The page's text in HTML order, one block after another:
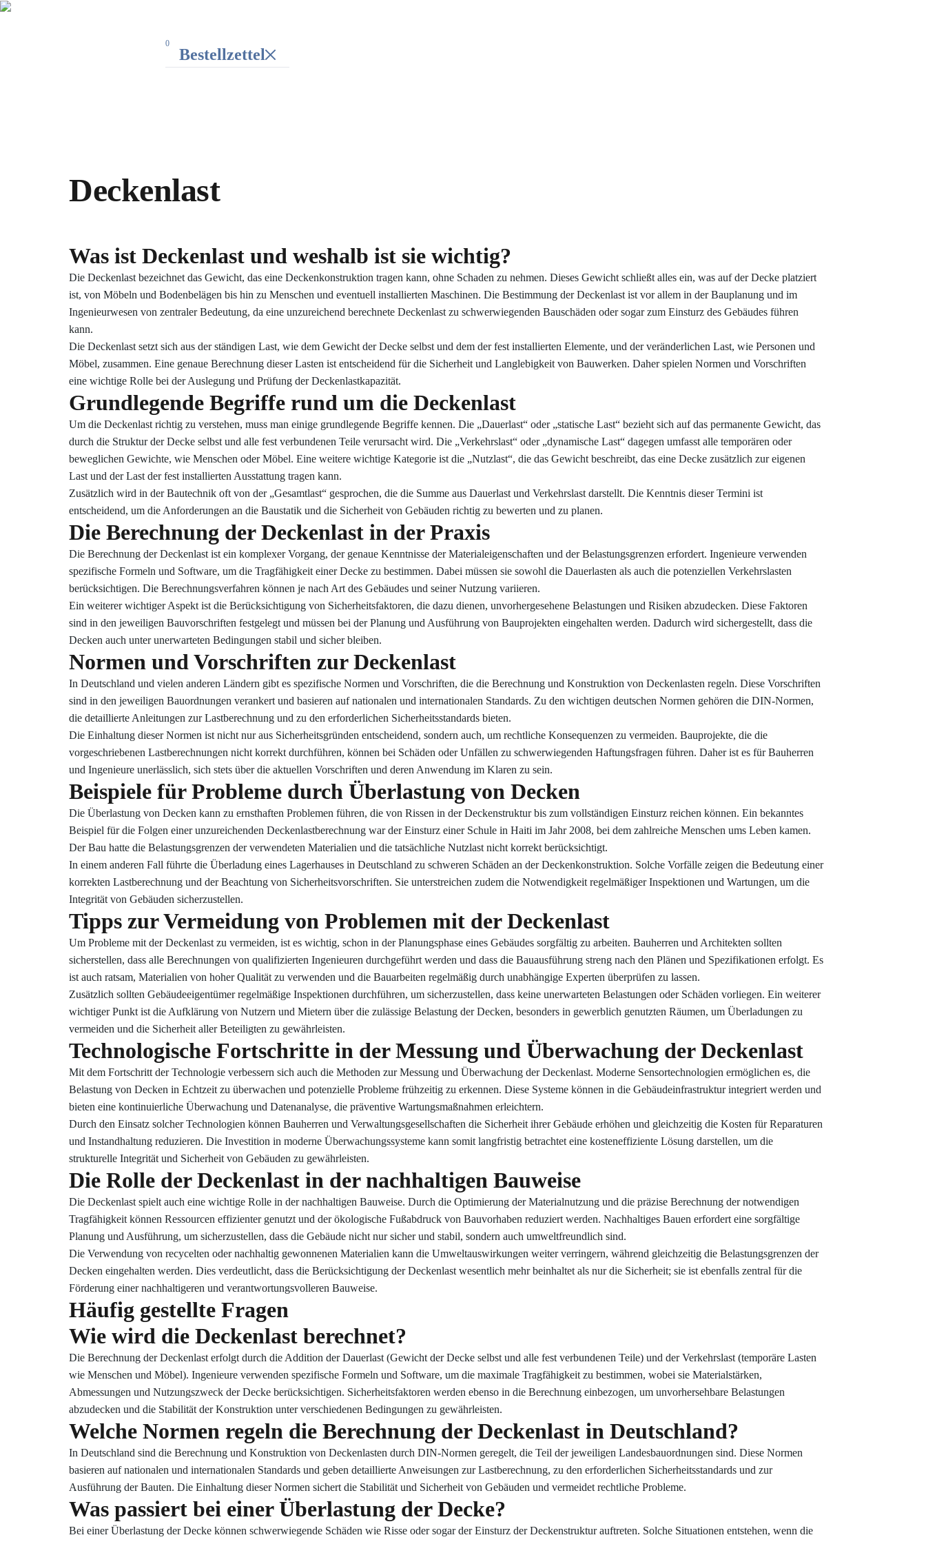
0
Bestellzettel
Deckenlast
Was ist Deckenlast und weshalb ist sie wichtig?
Die Deckenlast bezeichnet das Gewicht, das eine Deckenkonstruktion tragen kann, ohne Schaden zu nehmen. Dieses Gewicht schließt alles ein, was auf der Decke platziert
ist, von Möbeln und Bodenbelägen bis hin zu Menschen und eventuell installierten Maschinen. Die Bestimmung der Deckenlast ist vor allem in der Bauplanung und im
Ingenieurwesen von zentraler Bedeutung, da eine unzureichend berechnete Deckenlast zu schwerwiegenden Bauschäden oder sogar zum Einsturz des Gebäudes führen
kann.
Die Deckenlast setzt sich aus der ständigen Last, wie dem Gewicht der Decke selbst und dem der fest installierten Elemente, und der veränderlichen Last, wie Personen und
Möbel, zusammen. Eine genaue Berechnung dieser Lasten ist entscheidend für die Sicherheit und Langlebigkeit von Bauwerken. Daher spielen Normen und Vorschriften
eine wichtige Rolle bei der Auslegung und Prüfung der Deckenlastkapazität.
Grundlegende Begriffe rund um die Deckenlast
Um die Deckenlast richtig zu verstehen, muss man einige grundlegende Begriffe kennen. Die „Dauerlast“ oder „statische Last“ bezieht sich auf das permanente Gewicht, das
durch die Struktur der Decke selbst und alle fest verbundenen Teile verursacht wird. Die „Verkehrslast“ oder „dynamische Last“ dagegen umfasst alle temporären oder
beweglichen Gewichte, wie Menschen oder Möbel. Eine weitere wichtige Kategorie ist die „Nutzlast“, die das Gewicht beschreibt, das eine Decke zusätzlich zur eigenen
Last und der Last der fest installierten Ausstattung tragen kann.
Zusätzlich wird in der Bautechnik oft von der „Gesamtlast“ gesprochen, die die Summe aus Dauerlast und Verkehrslast darstellt. Die Kenntnis dieser Termini ist
entscheidend, um die Anforderungen an die Baustatik und die Sicherheit von Gebäuden richtig zu bewerten und zu planen.
Die Berechnung der Deckenlast in der Praxis
Die Berechnung der Deckenlast ist ein komplexer Vorgang, der genaue Kenntnisse der Materialeigenschaften und der Belastungsgrenzen erfordert. Ingenieure verwenden
spezifische Formeln und Software, um die Tragfähigkeit einer Decke zu bestimmen. Dabei müssen sie sowohl die Dauerlasten als auch die potenziellen Verkehrslasten
berücksichtigen. Die Berechnungsverfahren können je nach Art des Gebäudes und seiner Nutzung variieren.
Ein weiterer wichtiger Aspekt ist die Berücksichtigung von Sicherheitsfaktoren, die dazu dienen, unvorhergesehene Belastungen und Risiken abzudecken. Diese Faktoren
sind in den jeweiligen Bauvorschriften festgelegt und müssen bei der Planung und Ausführung von Bauprojekten eingehalten werden. Dadurch wird sichergestellt, dass die
Decken auch unter unerwarteten Bedingungen stabil und sicher bleiben.
Normen und Vorschriften zur Deckenlast
In Deutschland und vielen anderen Ländern gibt es spezifische Normen und Vorschriften, die die Berechnung und Konstruktion von Deckenlasten regeln. Diese Vorschriften
sind in den jeweiligen Bauordnungen verankert und basieren auf nationalen und internationalen Standards. Zu den wichtigen deutschen Normen gehören die DIN-Normen,
die detaillierte Anleitungen zur Lastberechnung und zu den erforderlichen Sicherheitsstandards bieten.
Die Einhaltung dieser Normen ist nicht nur aus Sicherheitsgründen entscheidend, sondern auch, um rechtliche Konsequenzen zu vermeiden. Bauprojekte, die die
vorgeschriebenen Lastberechnungen nicht korrekt durchführen, können bei Schäden oder Unfällen zu schwerwiegenden Haftungsfragen führen. Daher ist es für Bauherren
und Ingenieure unerlässlich, sich stets über die aktuellen Vorschriften und deren Anwendung im Klaren zu sein.
Beispiele für Probleme durch Überlastung von Decken
Die Überlastung von Decken kann zu ernsthaften Problemen führen, die von Rissen in der Deckenstruktur bis zum vollständigen Einsturz reichen können. Ein bekanntes
Beispiel für die Folgen einer unzureichenden Deckenlastberechnung war der Einsturz einer Schule in Haiti im Jahr 2008, bei dem zahlreiche Menschen ums Leben kamen.
Der Bau hatte die Belastungsgrenzen der verwendeten Materialien und die tatsächliche Nutzlast nicht korrekt berücksichtigt.
In einem anderen Fall führte die Überladung eines Lagerhauses in Deutschland zu schweren Schäden an der Deckenkonstruktion. Solche Vorfälle zeigen die Bedeutung einer
korrekten Lastberechnung und der Beachtung von Sicherheitsvorschriften. Sie unterstreichen zudem die Notwendigkeit regelmäßiger Inspektionen und Wartungen, um die
Integrität von Gebäuden sicherzustellen.
Tipps zur Vermeidung von Problemen mit der Deckenlast
Um Probleme mit der Deckenlast zu vermeiden, ist es wichtig, schon in der Planungsphase eines Gebäudes sorgfältig zu arbeiten. Bauherren und Architekten sollten
sicherstellen, dass alle Berechnungen von qualifizierten Ingenieuren durchgeführt werden und dass die Bauausführung streng nach den Plänen und Spezifikationen erfolgt. Es
ist auch ratsam, Materialien von hoher Qualität zu verwenden und die Bauarbeiten regelmäßig durch unabhängige Experten überprüfen zu lassen.
Zusätzlich sollten Gebäudeeigentümer regelmäßige Inspektionen durchführen, um sicherzustellen, dass keine unerwarteten Belastungen oder Schäden vorliegen. Ein weiterer
wichtiger Punkt ist die Aufklärung von Nutzern und Mietern über die zulässige Belastung der Decken, besonders in gewerblich genutzten Räumen, um Überladungen zu
vermeiden und die Sicherheit aller Beteiligten zu gewährleisten.
Technologische Fortschritte in der Messung und Überwachung der Deckenlast
Mit dem Fortschritt der Technologie verbessern sich auch die Methoden zur Messung und Überwachung der Deckenlast. Moderne Sensortechnologien ermöglichen es, die
Belastung von Decken in Echtzeit zu überwachen und potenzielle Probleme frühzeitig zu erkennen. Diese Systeme können in die Gebäudeinfrastruktur integriert werden und
bieten eine kontinuierliche Überwachung und Datenanalyse, die präventive Wartungsmaßnahmen erleichtern.
Durch den Einsatz solcher Technologien können Bauherren und Verwaltungsgesellschaften die Sicherheit ihrer Gebäude erhöhen und gleichzeitig die Kosten für Reparaturen
und Instandhaltung reduzieren. Die Investition in moderne Überwachungssysteme kann somit langfristig betrachtet eine kosteneffiziente Lösung darstellen, um die
strukturelle Integrität und Sicherheit von Gebäuden zu gewährleisten.
Die Rolle der Deckenlast in der nachhaltigen Bauweise
Die Deckenlast spielt auch eine wichtige Rolle in der nachhaltigen Bauweise. Durch die Optimierung der Materialnutzung und die präzise Berechnung der notwendigen
Tragfähigkeit können Ressourcen effizienter genutzt und der ökologische Fußabdruck von Bauvorhaben reduziert werden. Nachhaltiges Bauen erfordert eine sorgfältige
Planung und Ausführung, um sicherzustellen, dass die Gebäude nicht nur sicher und stabil, sondern auch umweltfreundlich sind.
Die Verwendung von recycelten oder nachhaltig gewonnenen Materialien kann die Umweltauswirkungen weiter verringern, während gleichzeitig die Belastungsgrenzen der
Decken eingehalten werden. Dies verdeutlicht, dass die Berücksichtigung der Deckenlast wesentlich mehr beinhaltet als nur die Sicherheit; sie ist ebenfalls zentral für die
Förderung einer nachhaltigeren und verantwortungsvolleren Bauweise.
Häufig gestellte Fragen
Wie wird die Deckenlast berechnet?
Die Berechnung der Deckenlast erfolgt durch die Addition der Dauerlast (Gewicht der Decke selbst und alle fest verbundenen Teile) und der Verkehrslast (temporäre Lasten
wie Menschen und Möbel). Ingenieure verwenden spezifische Formeln und Software, um die maximale Tragfähigkeit zu bestimmen, wobei sie Materialstärken,
Abmessungen und Nutzungszweck der Decke berücksichtigen. Sicherheitsfaktoren werden ebenso in die Berechnung einbezogen, um unvorhersehbare Belastungen
abzudecken und die Stabilität der Konstruktion unter verschiedenen Bedingungen zu gewährleisten.
Welche Normen regeln die Berechnung der Deckenlast in Deutschland?
In Deutschland sind die Berechnung und Konstruktion von Deckenlasten durch DIN-Normen geregelt, die Teil der jeweiligen Landesbauordnungen sind. Diese Normen
basieren auf nationalen und internationalen Standards und geben detaillierte Anweisungen zur Lastberechnung, zu den erforderlichen Sicherheitsstandards und zur
Ausführung der Bauten. Die Einhaltung dieser Normen sichert die Stabilität und Sicherheit von Gebäuden und vermeidet rechtliche Probleme.
Was passiert bei einer Überlastung der Decke?
Bei einer Überlastung der Decke können schwerwiegende Schäden wie Risse oder sogar der Einsturz der Deckenstruktur auftreten. Solche Situationen entstehen, wenn die